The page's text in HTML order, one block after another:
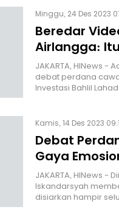
Minggu, 24 Des 2023
Beredar
Airlangga:
JAKARTA, HINews
debat perdana
Investasi Bahlil
Kamis, 14 Des 2023
Debat
Gaya
JAKARTA, HINews -
Iskandarsyah
disiarkan hampir